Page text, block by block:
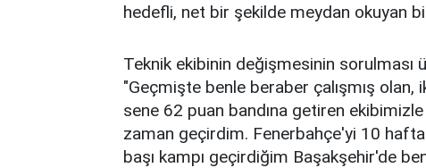
hedefli, net bir şekilde meydan okuyan
Teknik ekibinin değişmesinin sorulması
"Geçmişte benle beraber çalışmış olan,
sene 62 puan bandına getiren
zaman geçirdim. Fenerbahçe'yi 10
başı kampı geçirdiğim Başakşehir'de